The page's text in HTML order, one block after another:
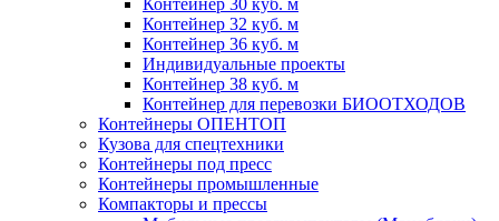
Контейнер 30 куб. м
Контейнер 32 куб. м
Контейнер 36 куб. м
Индивидуальные проекты
Контейнер 38 куб. м
Контейнер для перевозки БИООТХОДОВ
Контейнеры ОПЕНТОП
Кузова для спецтехники
Контейнеры под пресс
Контейнеры промышленные
Компакторы и прессы